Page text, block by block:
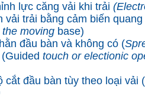
lực căng vải khi trải (
vải trải bằng cảm biến quang
moving base)
đầu bàn và không có (
Guided touch or electionic
cắt đầu bàn tùy theo loại vải